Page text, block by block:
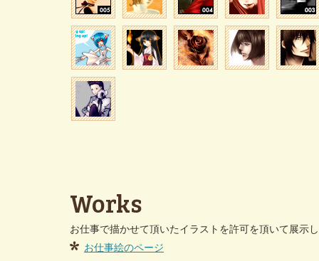
Works
お仕事で描かせて頂いたイラストを許可を頂いて展示
お仕事絵のページ